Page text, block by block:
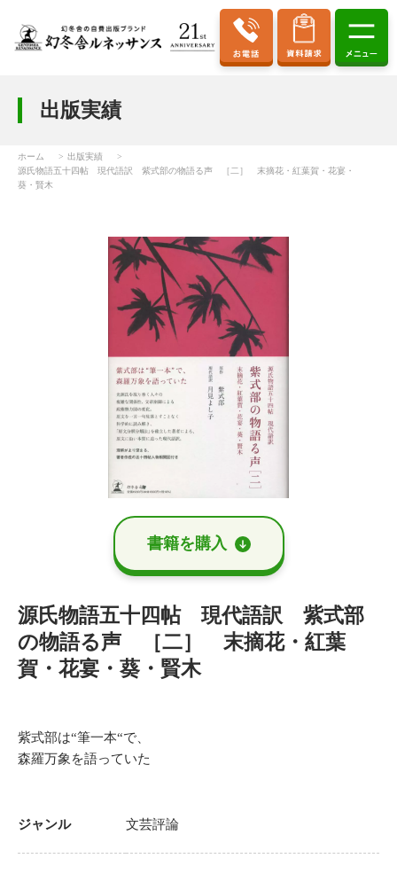
出版実績
ホーム
出版実績
源氏物語五十四帖 現代語訳 紫式部の物語る声 ［二］ 末摘花・紅葉賀・花宴・
葵・賢木
書籍を購⼊
源氏物語五十四帖 現代語訳 紫式部
の物語る声 ［二］ 末摘花・紅葉
賀・花宴・葵・賢木
紫式部は“筆一本“で、
森羅万象を語っていた
ジャンル 文芸評論